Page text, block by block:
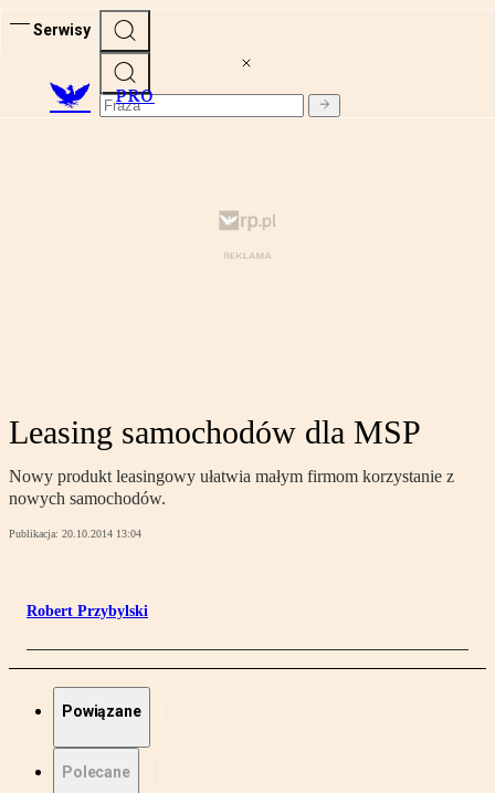
Serwisy
PRO
Leasing samochodów dla MSP
Nowy produkt leasingowy ułatwia małym firmom korzystanie z
nowych samochodów.
Publikacja: 20.10.2014 13:04
Robert Przybylski
Powiązane
Polecane